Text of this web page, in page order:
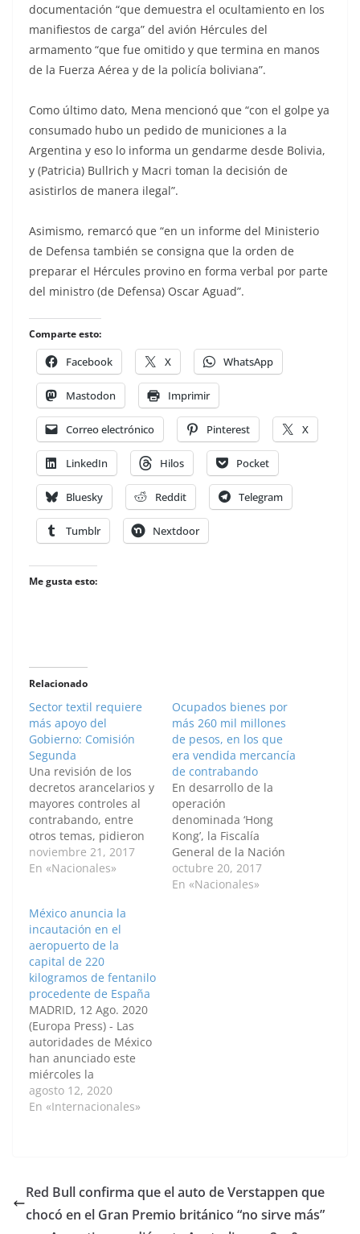
documentación “que demuestra el ocultamiento en los
manifiestos de carga” del avión Hércules del
armamento “que fue omitido y que termina en manos
de la Fuerza Aérea y de la policía boliviana”.
Como último dato, Mena mencionó que “con el golpe ya
consumado hubo un pedido de municiones a la
Argentina y eso lo informa un gendarme desde Bolivia,
y (Patricia) Bullrich y Macri toman la decisión de
asistirlos de manera ilegal”.
Asimismo, remarcó que “en un informe del Ministerio
de Defensa también se consigna que la orden de
preparar el Hércules provino en forma verbal por parte
del ministro (de Defensa) Oscar Aguad”.
Comparte esto:
Facebook X WhatsApp
Mastodon Imprimir
Correo electrónico Pinterest X
LinkedIn Hilos Pocket
Bluesky Reddit Telegram
Tumblr Nextdoor
Me gusta esto:
Relacionado
Sector textil requiere
más apoyo del
Gobierno: Comisión
Segunda
Una revisión de los
decretos arancelarios y
mayores controles al
contrabando, entre
otros temas, pidieron
representantes a la
Cámara y empresarios
ministra de Comercio
Industria y Turismo,
María Lorena
Gutiérrez, en debate
de control político
sobre la crisis de este
renglón de la economía
este…
noviembre 21, 2017
En «Nacionales»
Ocupados bienes por
más 260 mil millones
de pesos, en los que
era vendida mercancía
de contrabando
En desarrollo de la
operación
denominada ‘Hong
Kong’, la Fiscalía
General de la Nación
aplicó medidas
cautelares de extinción
octubre 20, 2017
En «Nacionales»
México anuncia la
incautación en el
aeropuerto de la
capital de 220
kilogramos de fentanilo
procedente de España
MADRID, 12 Ago. 2020
(Europa Press) - Las
autoridades de México
han anunciado este
miércoles la
incautación de 220
kilogramos de fentanilo
capital del país, Ciudad
Secretaría de Hacienda
agosto 12, 2020
En «Internacionales»
Red Bull confirma que el auto de Verstappen que
chocó en el Gran Premio británico “no sirve más”